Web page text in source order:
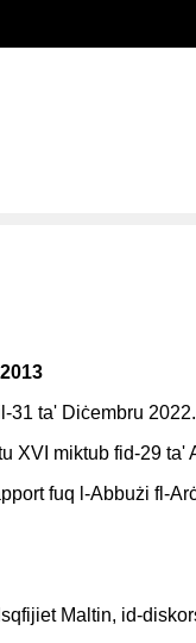
31 ta' Diċembru
XVI miktub fid-29 ta'
fuq l-Abbużi fl-
Maltin, id-